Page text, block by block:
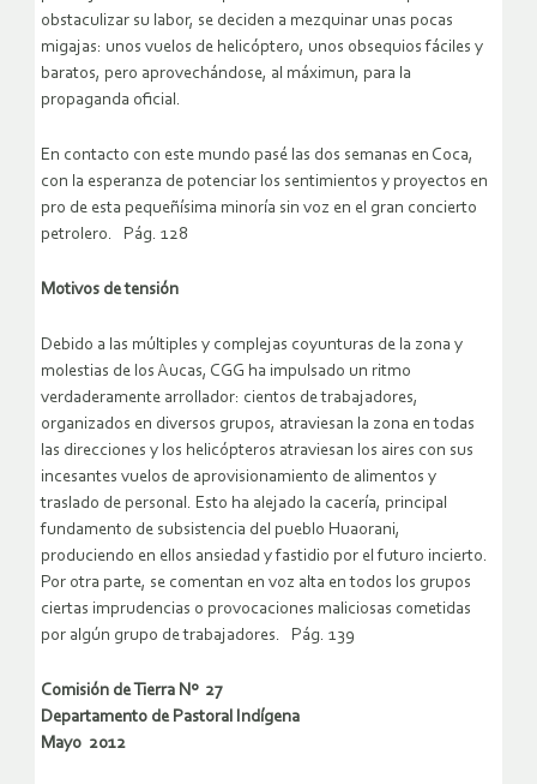
obstaculizar su labor, se deciden a mezquinar unas pocas
migajas: unos vuelos de helicóptero, unos obsequios fáciles y
baratos, pero aprovechándose, al máximun, para la
propaganda oficial.
En contacto con este mundo pasé las dos semanas en Coca,
con la esperanza de potenciar los sentimientos y proyectos en
pro de esta pequeñísima minoría sin voz en el gran concierto
petrolero. Pág. 128
Motivos de tensión
Debido a las múltiples y complejas coyunturas de la zona y
molestias de los Aucas, CGG ha impulsado un ritmo
verdaderamente arrollador: cientos de trabajadores,
organizados en diversos grupos, atraviesan la zona en todas
las direcciones y los helicópteros atraviesan los aires con sus
incesantes vuelos de aprovisionamiento de alimentos y
traslado de personal. Esto ha alejado la cacería, principal
fundamento de subsistencia del pueblo Huaorani,
produciendo en ellos ansiedad y fastidio por el futuro incierto.
Por otra parte, se comentan en voz alta en todos los grupos
ciertas imprudencias o provocaciones maliciosas cometidas
por algún grupo de trabajadores. Pág. 139
Comisión de Tierra Nº 27
Departamento de Pastoral Indígena
Mayo 2012